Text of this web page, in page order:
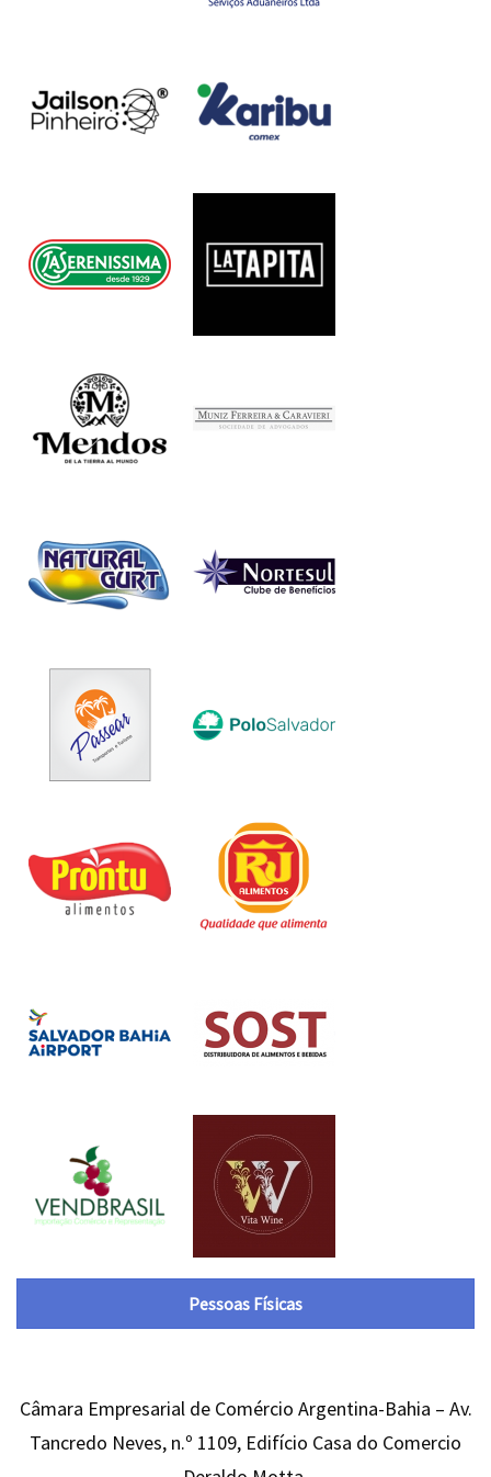
Pessoas Físicas
Câmara Empresarial de Comércio Argentina-Bahia – Av.
Tancredo Neves, n.º 1109, Edifício Casa do Comercio